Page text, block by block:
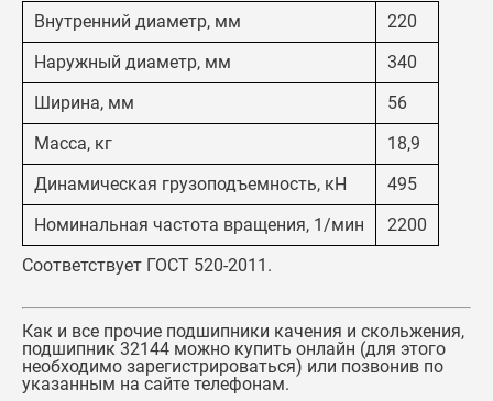
Внутренний диаметр, мм
220
Наружный диаметр, мм
340
Ширина, мм
56
Масса, кг
18,9
Динамическая грузоподъемность, кН
495
Номинальная частота вращения, 1/мин
2200
Соответствует ГОСТ 520-2011.
Как и все прочие подшипники качения и скольжения,
подшипник 32144 можно купить онлайн (для этого
необходимо зарегистрироваться) или позвонив по
указанным на сайте телефонам.